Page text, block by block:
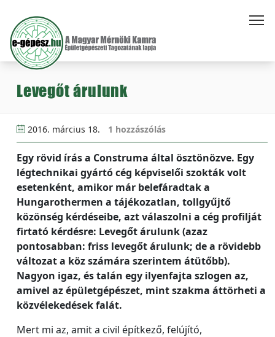
Levegőt árulunk
2016. március 18. 1 hozzászólás
Egy rövid írás a Construma által ösztönözve. Egy
légtechnikai gyártó cég képviselői szokták volt
esetenként, amikor már belefáradtak a
Hungarothermen a tájékozatlan, tollgyűjtő
közönség kérdéseibe, azt válaszolni a cég profilját
firtató kérdésre: Levegőt árulunk (azaz
pontosabban: friss levegőt árulunk; de a rövidebb
változat a köz számára szerintem átütőbb).
Nagyon igaz, és talán egy ilyenfajta szlogen az,
amivel az épületgépészet, mint szakma áttörheti a
közvélekedések falát.
Mert mi az, amit a civil építkező, felújító,